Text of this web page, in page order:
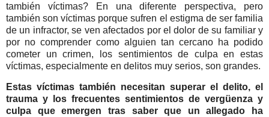
también víctimas? En una diferente perspectiva, pero
también son víctimas porque sufren el estigma de ser familia
de un infractor, se ven afectados por el dolor de su familiar y
por no comprender como alguien tan cercano ha podido
cometer un crimen, los sentimientos de culpa en estas
víctimas, especialmente en delitos muy serios, son grandes.
Estas víctimas también necesitan superar el delito, el
trauma y los frecuentes sentimientos de vergüenza y
culpa que emergen tras saber que un allegado ha